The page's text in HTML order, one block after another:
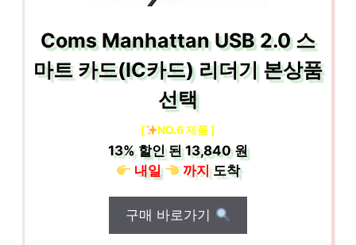
Coms Manhattan USB 2.0 스
마트 카드(IC카드) 리더기 본상품
선택
[ NO.6 제품 ]
13%할인 된13,840 원
내일
까지도착
구매 바로가기